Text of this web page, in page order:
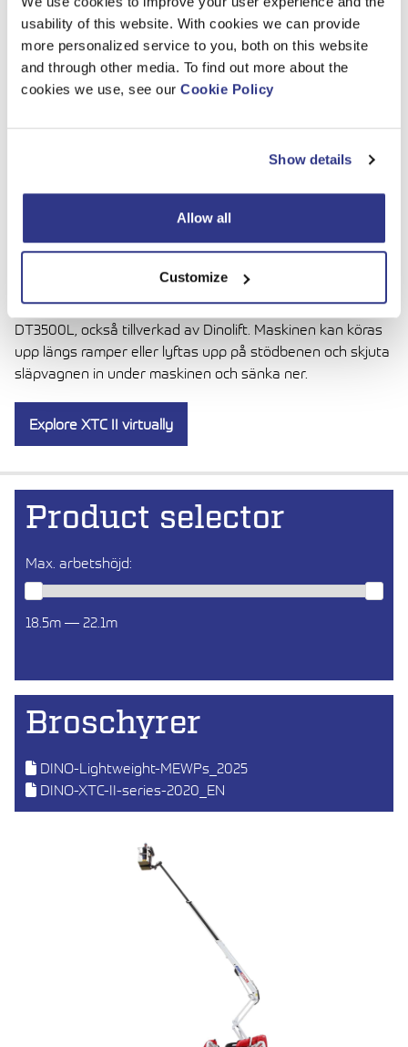
usability of this website. With cookies we can provide
more personalized service to you, both on this website
and through other media. To find out more about the
cookies we use, see our Cookie Policy
Show details
Allow all
Customize
med utmärkta kör- och nivelleringsegenskaper i svår
terräng. Mjukt eller sluttande underlag är inget problem
för XTC II tack vare låg tyngdpunkt och lågt marktryck.
Enkel och snabb manövrerering gör XTC II till en perfekt
tillträde till arbetsplatser dit andra maskiner inte kommer.
och steglösa kontroller. XTC II är snabb och enkel att
marken och maskinen kan nivelleras automatiskt med
endast en knapptryckning.
Transportatering är enkelt med en specialgjord släpvagn
DT3500L, också tillverkad av Dinolift. Maskinen kan köras
upp längs ramper eller lyftas upp på stödbenen och skjuta
släpvagnen in under maskinen och sänka ner.
Explore XTC II virtually
Product selector
Max. arbetshöjd:
18.5m — 22.1m
Broschyrer
DINO-Lightweight-MEWPs_2025
DINO-XTC-II-series-2020_EN